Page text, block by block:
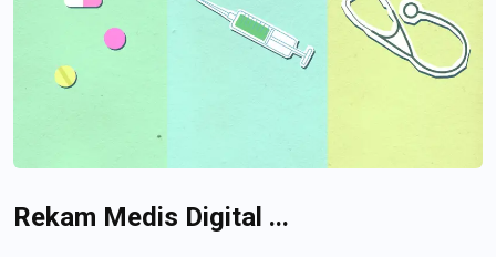
Rekam Medis Digital ...